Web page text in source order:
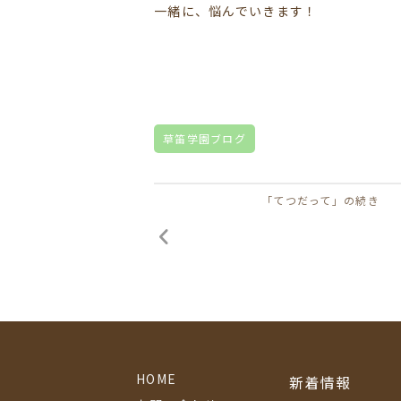
一緒に、悩んでいきます！
草笛学園ブログ
「てつだって」の続き
HOME
新着情報